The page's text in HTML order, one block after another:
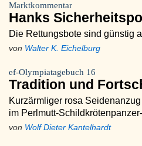
Marktkommentar
Hanks
Die Rettungsbote sind günstig
von Walter K. Eichelburg
ef-Olympiatagebuch 16
Tradition und
Kurzärmliger rosa
im Perlmutt-
von Wolf Dieter Kantelhardt